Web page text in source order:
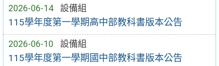
2026-06-14 設備組
115學年度第一學期高中部教科書版本公告
2026-06-10 設備組
115學年度第一學期國中部教科書版本公告